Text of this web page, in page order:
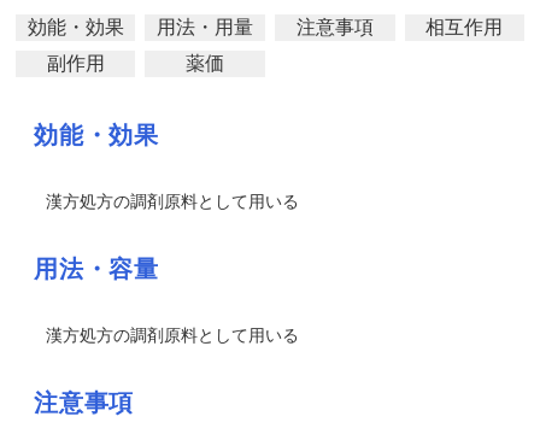
効能・効果 用法・用量 注意事項
相互作用
副作用
薬価
効能・効果
漢方処方の調剤原料として用いる
用法・容量
漢方処方の調剤原料として用いる
注意事項